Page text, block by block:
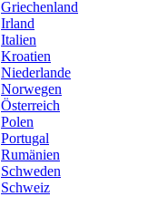
Griechenland
Irland
Italien
Kroatien
Niederlande
Norwegen
Österreich
Polen
Portugal
Rumänien
Schweden
Schweiz